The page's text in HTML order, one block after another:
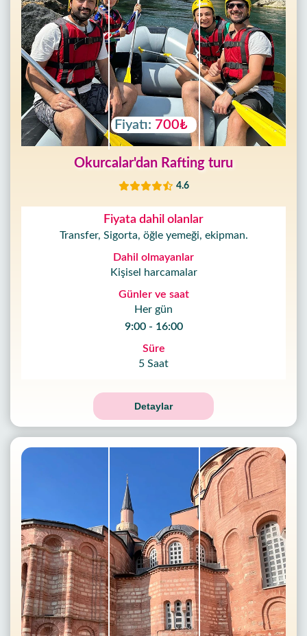
Fiyatı: 700₺
Okurcalar'dan Rafting turu
4.6
Fiyata dahil olanlar
Transfer, Sigorta, öğle yemeği, ekipman.
Dahil olmayanlar
Kişisel harcamalar
Günler ve saat
Her gün
9:00 - 16:00
Süre
5 Saat
Detaylar